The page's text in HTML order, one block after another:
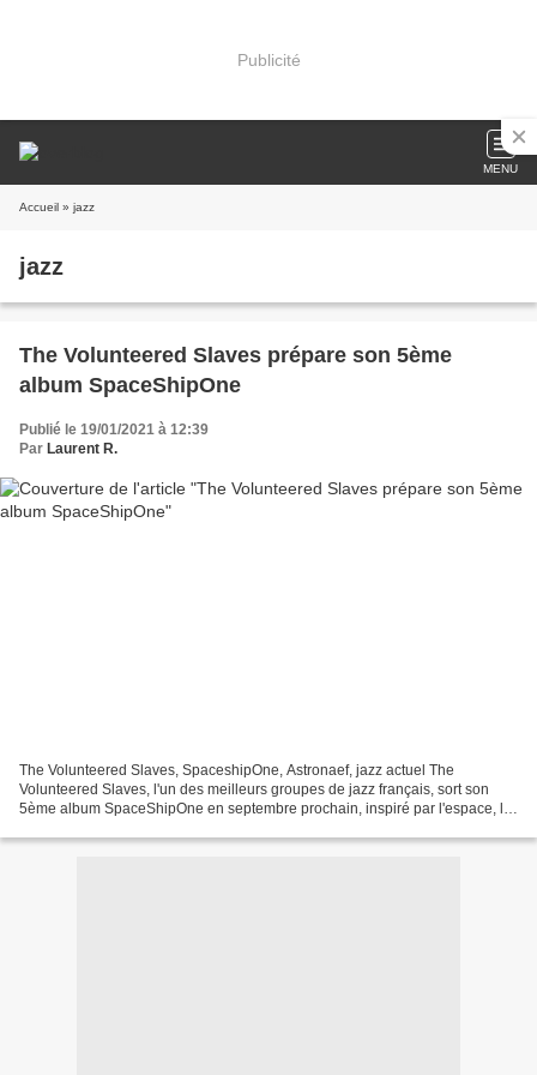
Publicité
MENU
Accueil » jazz
jazz
The Volunteered Slaves prépare son 5ème
album SpaceShipOne
Publié le 19/01/2021 à 12:39
Par Laurent R.
The Volunteered Slaves, SpaceshipOne, Astronaef, jazz actuel The
Volunteered Slaves, l'un des meilleurs groupes de jazz français, sort son
5ème album SpaceShipOne en septembre prochain, inspiré par l'espace, le